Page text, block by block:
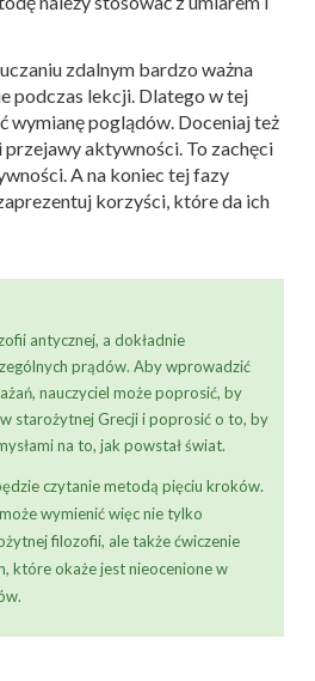
zdalnym bardzo ważna
podczas lekcji. Dlatego w tej
wymianę poglądów. Doceniaj też
aktywności. To zachęci
A na koniec tej fazy
korzyści, które da ich
antycznej, a dokładnie
prądów. Aby wprowadzić
nauczyciel może poprosić, by
starożytnej Grecji i poprosić o to, by
na to, jak powstał świat.
czytanie metodą pięciu kroków.
wymienić więc nie tylko
filozofii, ale także ćwiczenie
które okaże jest nieocenione w